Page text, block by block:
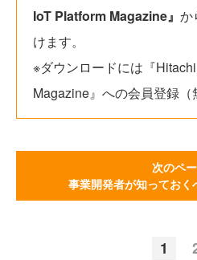
IoT Platform Magazine』 か
けます。
※ダウンロードには『
Magazine』への会員登録（
次のペ
事業開発者が知ってお
1